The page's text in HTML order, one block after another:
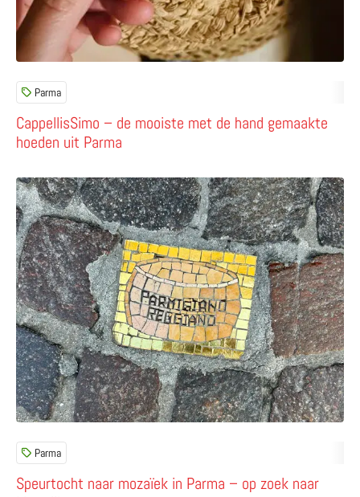
CappellisSimo – de mooiste met de hand gemaakte
hoeden uit Parma
Parma
Speurtocht naar mozaïek in Parma – op zoek naar
Parma
Lees meer over Speurtocht naar mozaïek in Parma –